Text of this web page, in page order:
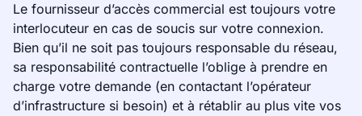
Le fournisseur d’accès commercial est toujours votre
interlocuteur en cas de soucis sur votre connexion.
Bien qu’il ne soit pas toujours responsable du réseau,
sa responsabilité contractuelle l’oblige à prendre en
charge votre demande (en contactant l’opérateur
d’infrastructure si besoin) et à rétablir au plus vite vos